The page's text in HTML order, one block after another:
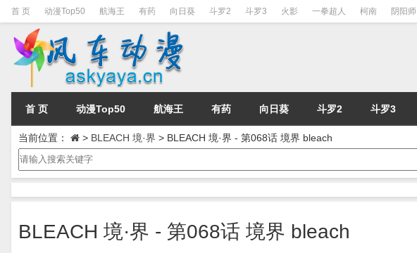
首 页 动漫Top50 航海王 有药 向日葵 斗罗2 斗罗3 火影 一拳超人 柯南 阴阳师
首 页 动漫Top50 航海王 有药 向日葵 斗罗2 斗罗3
当前位置： > BLEACH 境·界 > BLEACH 境·界 - 第068话 境界 bleach
BLEACH 境·界 - 第068话 境界 bleach